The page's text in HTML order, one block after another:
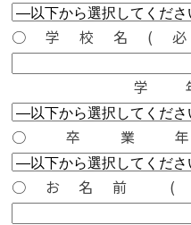
○学校名(
○卒業
○お名